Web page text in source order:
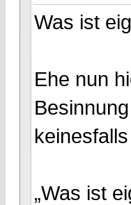
Was ist
Ehe nun
„Was ist